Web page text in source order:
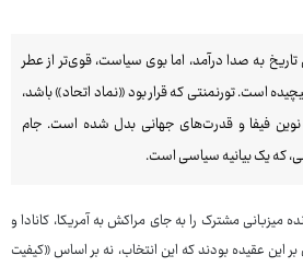
به صدا درآمد، اما بوی سیاست، قوی‌تر از عطر
است. تورنمنتی که قرار بود «نماد اتحاد» باشد،
نوین فیفا و قدرت‌های جهانی بدل شده است. جام
میزبانی مشترک را به جای مراکش به آمریکا، کانادا و
این عقیده بودند که این انتخاب، نه بر اساس «کیفیت